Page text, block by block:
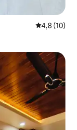
Prosječna
4,8 (10)